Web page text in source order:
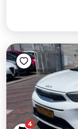
4